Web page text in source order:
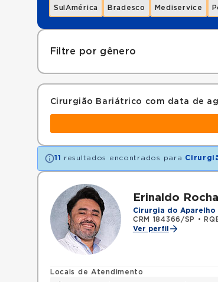
SulAmérica Bradesco Mediservice
Filtre por gênero
Cirurgião Bariátrico com data de
11 resultados encontrados para
Erinaldo
Cirurgia do Aparelho
CRM 184366/SP
•
Ver perfil
Locais de Atendimento